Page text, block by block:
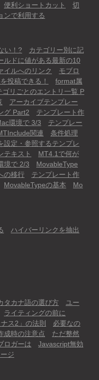
便利ショートカット
切
ンで利用する
い！?
カテゴリー別に記
ルドに値がある最新の10
イルへのリンク
モブロ
投稿できる！
format属
ゴリごとのエントリ一覧 P
アーカイブテンプレー
グ Part2
テンプレート作
環境で 3/3
テンプレー
関連
条件処理
設定・参照するテンプレ
テキスト
MT4.1で何が
境で 2/3
MovableType
の移行
テンプレート作
MovableTypeの基本
Mo
ハイバーリンクを抽出
タカナ語の選び方
ユー
ライティングの前に
ス2」の法則
必要なの
成時の注意点
ただ整然
ロガーは
Javascript無効
ジ